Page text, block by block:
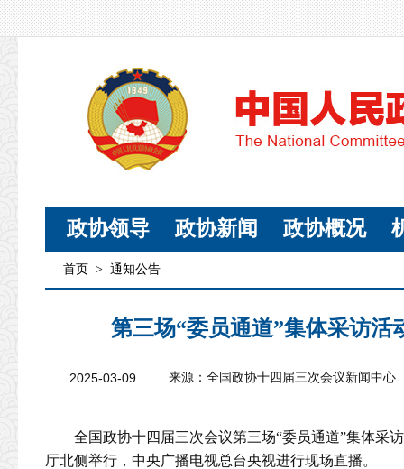
政协领导 政协新闻 政协概况
首页 > 通知公告
第三场“委员通道”集体采访
2025-03-09 来源：全国政协十四届三次会议新闻中心
全国政协十四届三次会议第三场“委员通道”集体采
厅北侧举行，中央广播电视总台央视进行现场直播。